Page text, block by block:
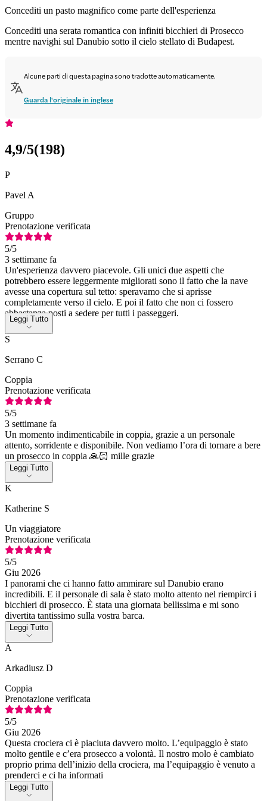
Concediti un pasto magnifico come parte dell'esperienza
Concediti una serata romantica con infiniti bicchieri di Prosecco
mentre navighi sul Danubio sotto il cielo stellato di Budapest.
Alcune parti di questa pagina sono tradotte automaticamente.
Guarda l'originale in inglese
4,9/5(198)
P
Pavel A
Gruppo
Prenotazione verificata
5/5
3 settimane fa
Un'esperienza davvero piacevole. Gli unici due aspetti che
potrebbero essere leggermente migliorati sono il fatto che la nave
avesse una copertura sul tetto: speravamo che si aprisse
completamente verso il cielo. E poi il fatto che non ci fossero
abbastanza posti a sedere per tutti i passeggeri.
Leggi Tutto
S
Serrano C
Coppia
Prenotazione verificata
5/5
3 settimane fa
Un momento indimenticabile in coppia, grazie a un personale
attento, sorridente e disponibile. Non vediamo l’ora di tornare a bere
un prosecco in coppia 🙏🏻 mille grazie
Leggi Tutto
K
Katherine S
Un viaggiatore
Prenotazione verificata
5/5
Giu 2026
I panorami che ci hanno fatto ammirare sul Danubio erano
incredibili. E il personale di sala è stato molto attento nel riempirci i
bicchieri di prosecco. È stata una giornata bellissima e mi sono
divertita tantissimo sulla vostra barca.
Leggi Tutto
A
Arkadiusz D
Coppia
Prenotazione verificata
5/5
Giu 2026
Questa crociera ci è piaciuta davvero molto. L’equipaggio è stato
molto gentile e c’era prosecco a volontà. Il nostro molo è cambiato
proprio prima dell’inizio della crociera, ma l’equipaggio è venuto a
prenderci e ci ha informati
Leggi Tutto